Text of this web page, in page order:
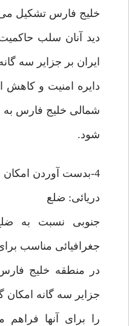
خلیج فارس تشکیل می
دید آنان سلب
ایران بر جزایر سه
دایره امنیت و
شمالی خلیج فارس
شود.
4-بدست آوردن
دریائی: ضلع
جنوبی نسبت به
جغرافیائی مناسب
در منطقه خلیج
جزایر سه گانه
را برای آنها فراهم